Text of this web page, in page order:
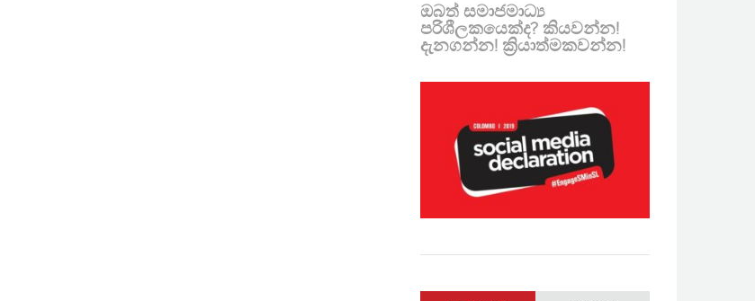
ඔබත් සමාජමාධ්‍ය
පරිශීලකයෙක්ද? කියවන්න!
දැනගන්න! ක්‍රියාත්මකවන්න!